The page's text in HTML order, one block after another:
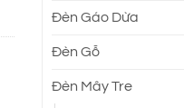
Đèn Gáo Dừa
Đèn Gỗ
Đèn Mây Tre